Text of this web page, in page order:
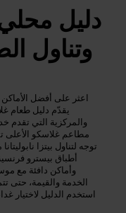
دليل
وتناول
اعثر على أفضل
يقدّم دليل طعام
والمركزية التي تقدم
مطاعم غلاسكو الأعلى
توجه لتناول بيتزا
أطباق بيسترو
وأماكن دافئة مع
الخدمة والقيمة، حتى
استخدم الدليل لاختيار